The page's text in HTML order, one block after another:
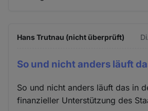
Hans Trutnau (nicht überprüft)
So und nicht anders läuft
So und nicht anders läuft das in
finanzieller Unterstützung des